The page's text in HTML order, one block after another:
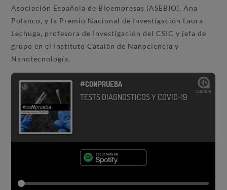
Asociación Española de Bioempresas (ASEBIO), Ana
Polanco, y la Premio Nacional de Investigación Laura
Lechuga, profesora de Investigación del CSIC y jefa de
grupo en el Instituto Catalán de Nanociencia y
Nanotecnología.